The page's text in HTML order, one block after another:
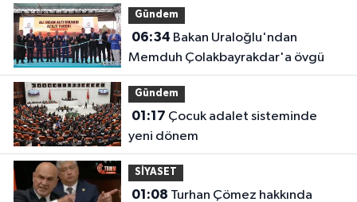
Gündem
06:34
Memduh Çolakbayrakdar'a övgü
Gündem
01:17
yeni dönem
SİYASET
01:08